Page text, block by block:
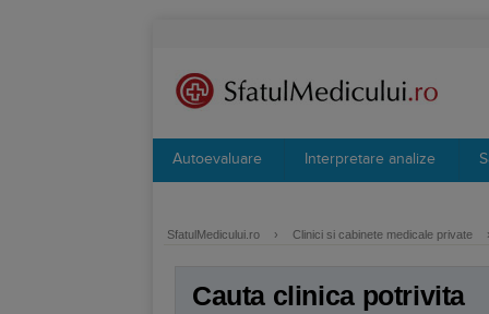
Autoevaluare Interpretare analize
SfatulMedicului.ro › Clinici si cabinete medicale private
Cauta clinica potrivita